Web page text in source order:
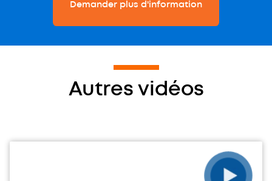
Demander plus d'information
Autres vidéos